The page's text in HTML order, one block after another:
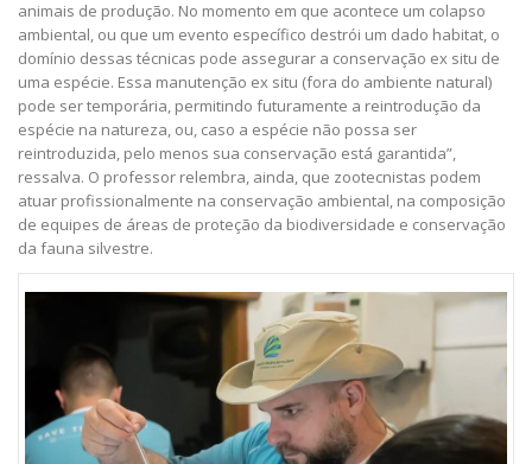
animais de produção. No momento em que acontece um colapso
ambiental, ou que um evento específico destrói um dado habitat, o
domínio dessas técnicas pode assegurar a conservação ex situ de
uma espécie. Essa manutenção ex situ (fora do ambiente natural)
pode ser temporária, permitindo futuramente a reintrodução da
espécie na natureza, ou, caso a espécie não possa ser
reintroduzida, pelo menos sua conservação está garantida”,
ressalva. O professor relembra, ainda, que zootecnistas podem
atuar profissionalmente na conservação ambiental, na composição
de equipes de áreas de proteção da biodiversidade e conservação
da fauna silvestre.